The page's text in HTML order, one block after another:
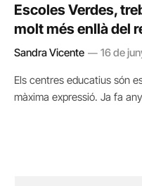
Escoles Verdes,
molt més enllà del
Sandra Vicente 16 de
Els centres educatius són
màxima expressió. Ja fa